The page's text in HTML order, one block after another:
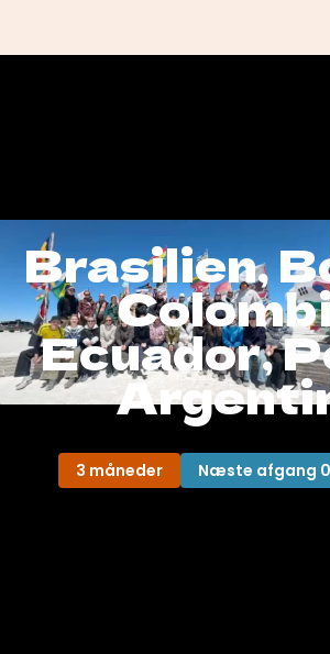
Brasilien,
Ecuador,
3 måneder Næste afgang